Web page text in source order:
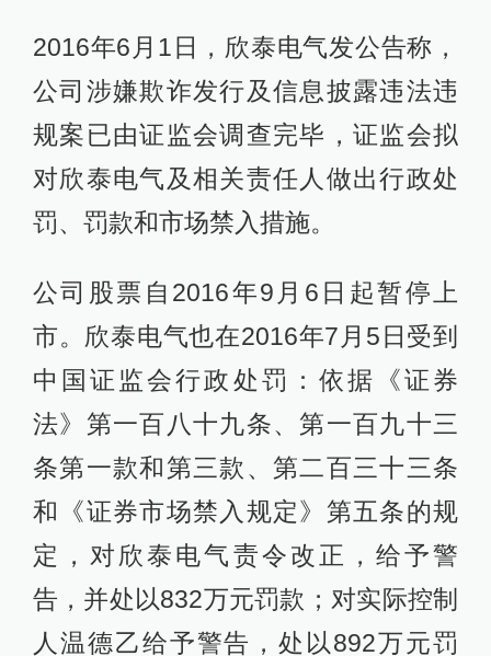
2016年6月1日，欣泰电气发公告称，
公司涉嫌欺诈发行及信息披露违法违
规案已由证监会调查完毕，证监会拟
对欣泰电气及相关责任人做出行政处
罚、罚款和市场禁入措施。
公司股票自2016年9月6日起暂停上
市。欣泰电气也在2016年7月5日受到
中国证监会行政处罚：依据《证券
法》第一百八十九条、第一百九十三
条第一款和第三款、第二百三十三条
和《证券市场禁入规定》第五条的规
定，对欣泰电气责令改正，给予警
告，并处以832万元罚款；对实际控制
人温德乙给予警告，处以892万元罚